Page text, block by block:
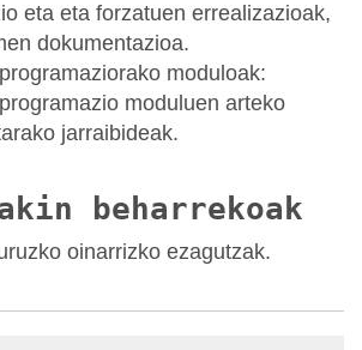
eta eta forzatuen errealizazioak,
dokumentazioa.
moduloak:
moduluen arteko
jarraibideak.
beharrekoak
oinarrizko ezagutzak.